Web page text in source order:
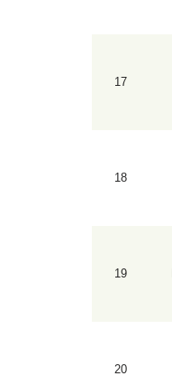
17
18
19
20